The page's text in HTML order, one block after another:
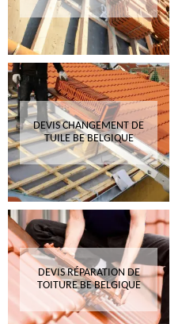
DEVIS CHANGEMENT DE
TUILE BE BELGIQUE
DEVIS RÉPARATION DE
TOITURE BE BELGIQUE